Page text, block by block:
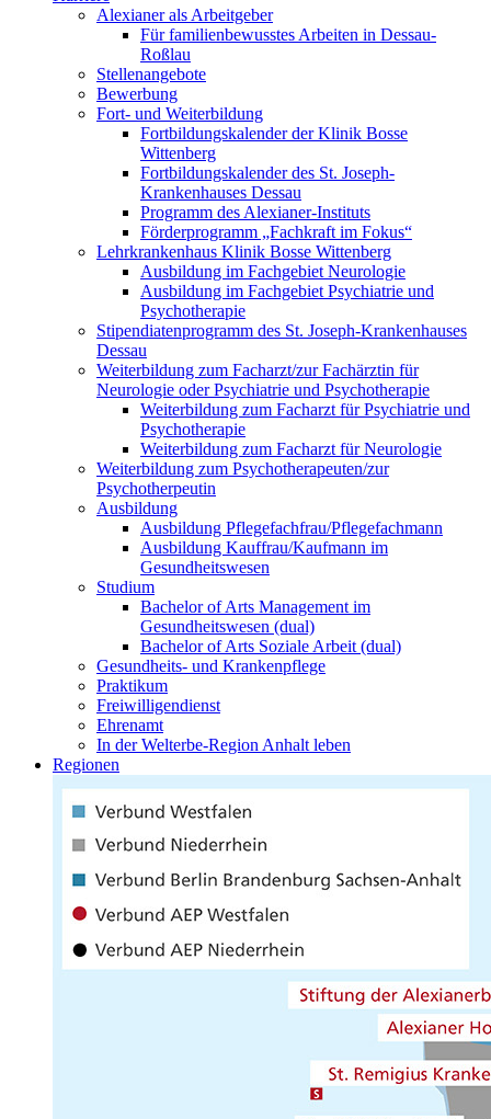
Alexianer als Arbeitgeber
Für familienbewusstes Arbeiten in Dessau-
Roßlau
Stellenangebote
Bewerbung
Fort- und Weiterbildung
Fortbildungskalender der Klinik Bosse
Wittenberg
Fortbildungskalender des St. Joseph-
Krankenhauses Dessau
Programm des Alexianer-Instituts
Förderprogramm „Fachkraft im Fokus“
Lehrkrankenhaus Klinik Bosse Wittenberg
Ausbildung im Fachgebiet Neurologie
Ausbildung im Fachgebiet Psychiatrie und
Psychotherapie
Stipendiatenprogramm des St. Joseph-Krankenhauses
Dessau
Weiterbildung zum Facharzt/zur Fachärztin für
Neurologie oder Psychiatrie und Psychotherapie
Weiterbildung zum Facharzt für Psychiatrie und
Psychotherapie
Weiterbildung zum Facharzt für Neurologie
Weiterbildung zum Psychotherapeuten/zur
Psychotherpeutin
Ausbildung
Ausbildung Pflegefachfrau/Pflegefachmann
Ausbildung Kauffrau/Kaufmann im
Gesundheitswesen
Studium
Bachelor of Arts Management im
Gesundheitswesen (dual)
Bachelor of Arts Soziale Arbeit (dual)
Gesundheits- und Krankenpflege
Praktikum
Freiwilligendienst
Ehrenamt
In der Welterbe-Region Anhalt leben
Regionen